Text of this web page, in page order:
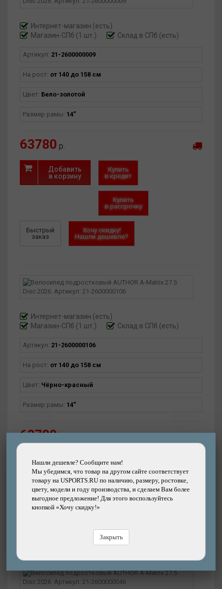
Интернет-магазин (есть)
Магазин-СПб (1 шт.)
Склад в СПб (есть)
Артикул: 21-2600000009
На рост: от 140 до 158 см
Цвет: Бело-золотой
Размер рамы: 14"
63780 р.
Нашли дешевле? Сообщите нам!
Мы убедимся, что товар на другом сайте соответствует
товару на USPORTS.RU по наличию, размеру, ростовке,
цвету, модели и году производства, и сделаем Вам более
выгодное предложение! Для этого воспользуйтесь
кнопкой «Хочу скидку!»
Закрыть
Добавить
в корзину
Купить
в кредит
Купить
в рассрочку
Быстрый
заказ
Хочу скидку!
Нашли дешевле?
Интернет-магазин (есть)
Магазин-СПб (1 шт.)
Склад в СПб (есть)
Артикул: 21-2600000106
На рост: от 140 до 158 см
Цвет: Чёрно-красный
Размер рамы: 14"
63780
Добавить
в корзину
Купить
в кредит
Купить
в рассрочку